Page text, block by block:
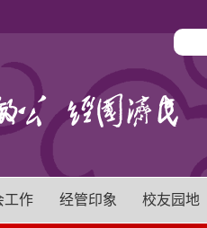
工作 经管印象 校友园地